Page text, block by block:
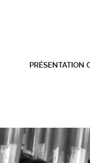
PRÉSENTATION